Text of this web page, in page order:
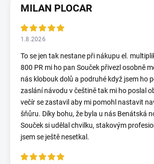
MILAN PLOCAR
1.8.2026
To se jen tak nestane při nákupu el.
800 PR mi ho pan Souček přivezl osobně
nás klobouk dolů a podruhé když jsem ho
zaslání návodu v češtině tak mi ho poslal
večír se zastavil aby mi pomohl nastavit
šňůru. Díky bohu, že byla u nás Benátská
Souček si udělal chvilku, stakovým
jsem se ještě nesetkal.